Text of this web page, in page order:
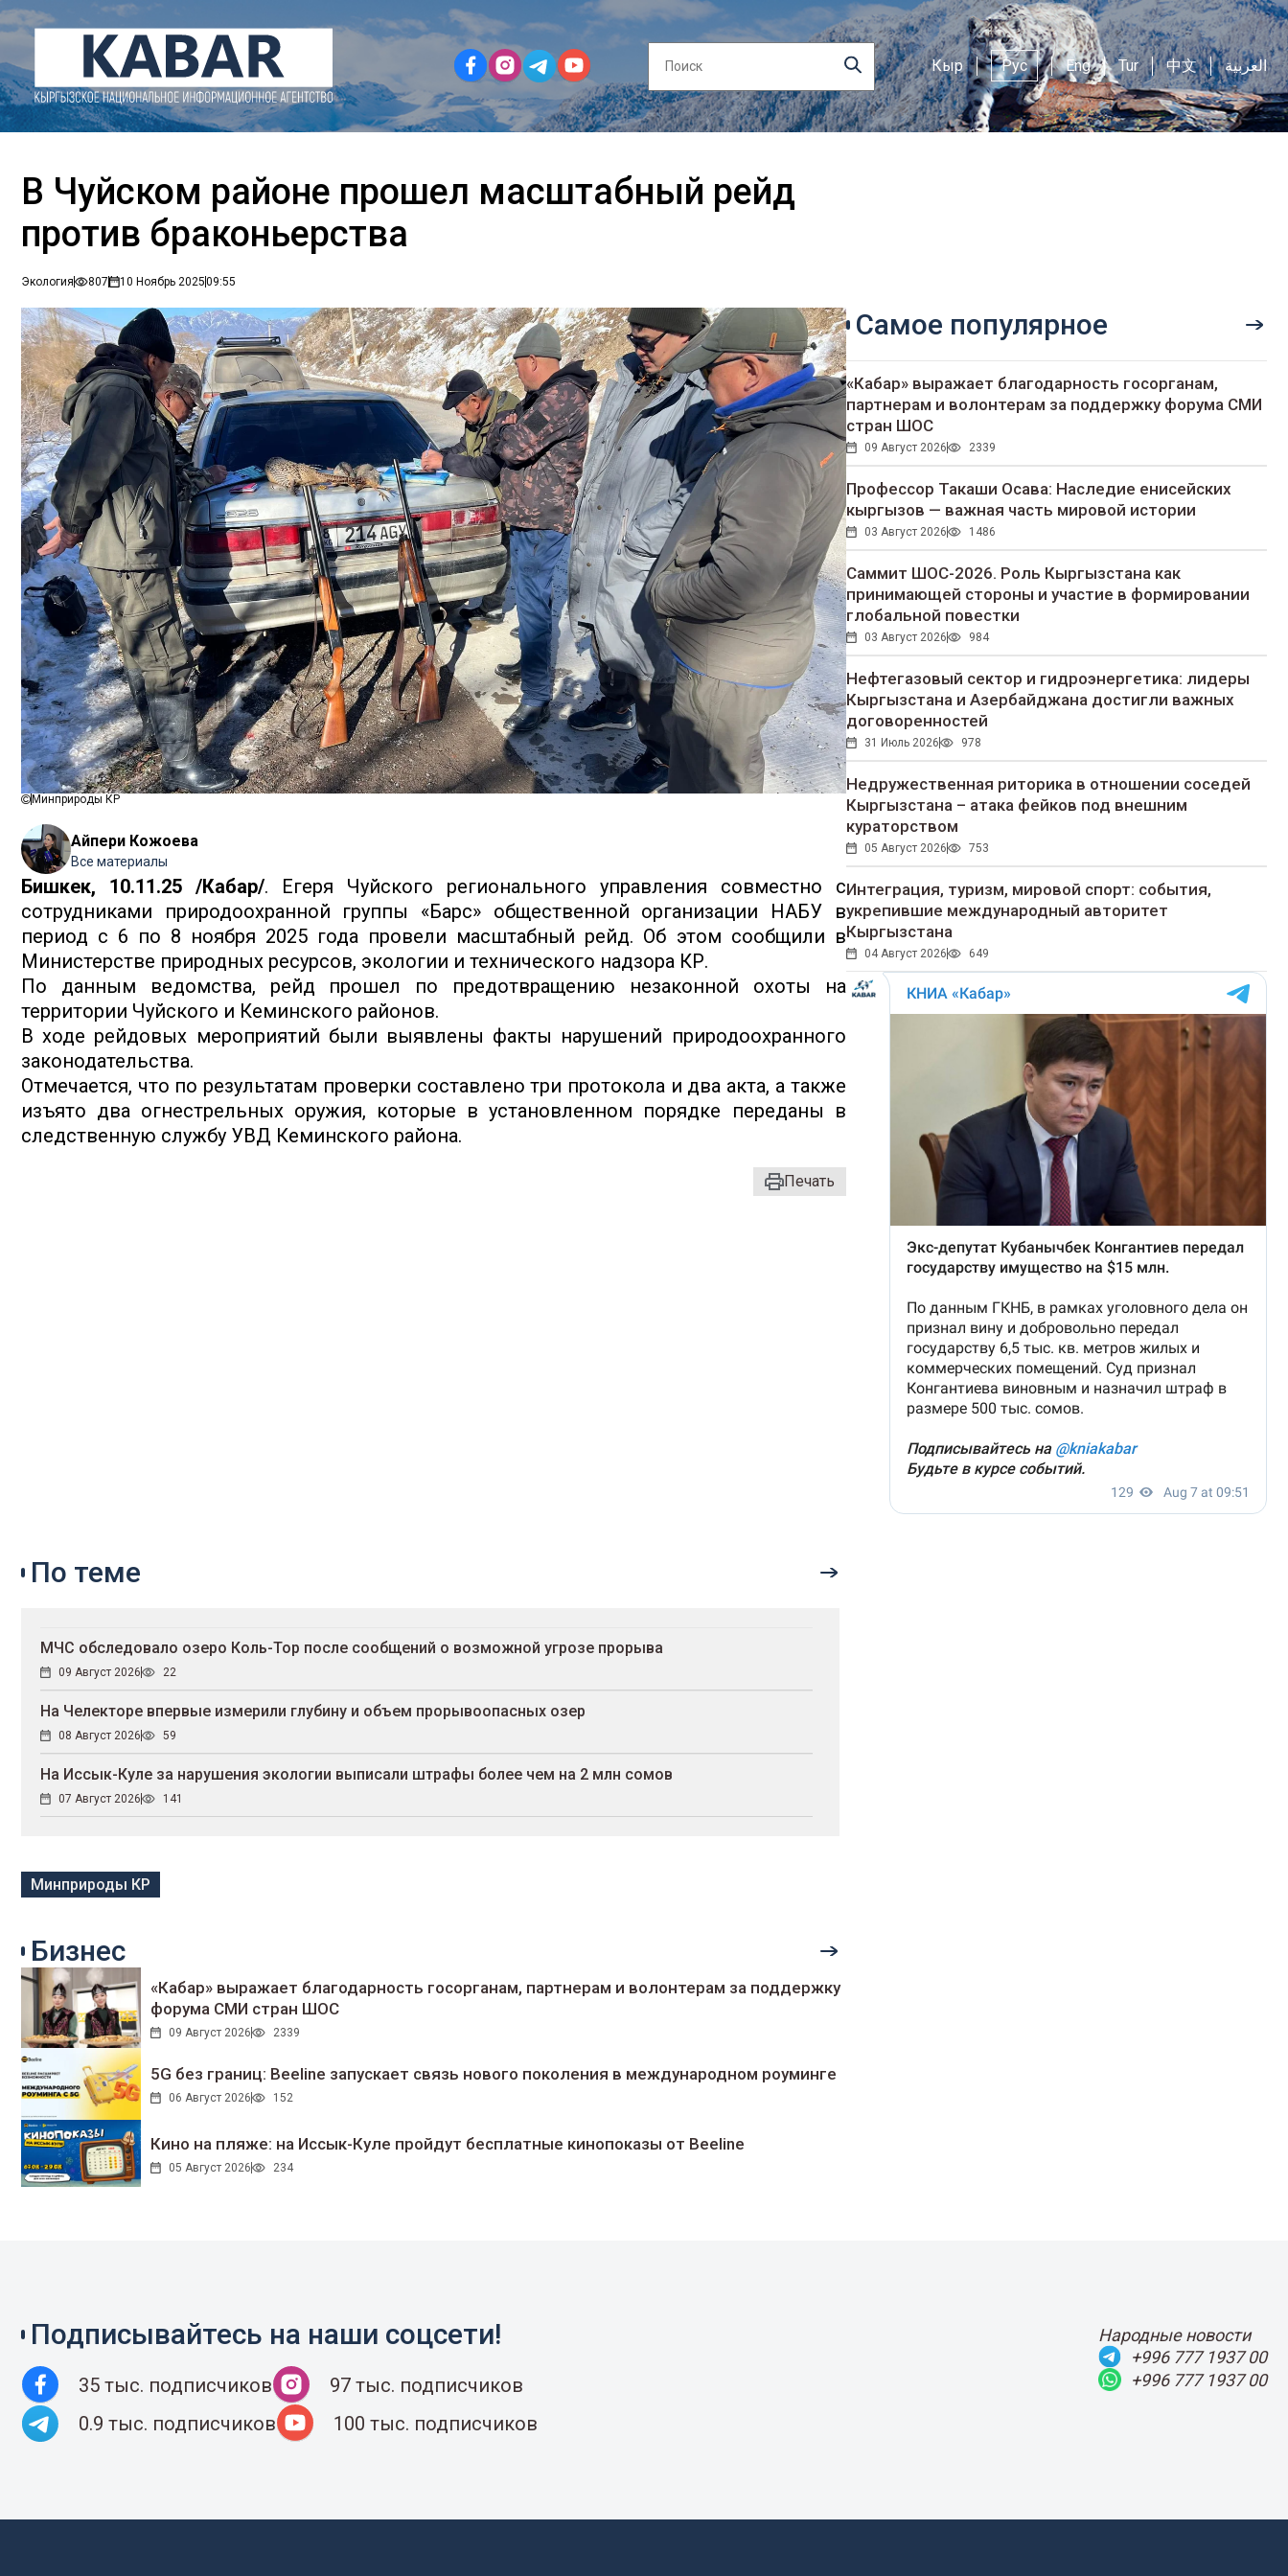
Кыр Рус Eng Tur 中文 العربية
В Чуйском районе прошел масштабный рейд
против браконьерства
Экология 807 10 Ноябрь 202509:55
Минприроды КР
Айпери Кожоева
Все материалы
Бишкек, 10.11.25 /Кабар/. Егеря Чуйского регионального управления совместно с
сотрудниками природоохранной группы «Барс» общественной организации НАБУ в
период с 6 по 8 ноября 2025 года провели масштабный рейд. Об этом сообщили в
Министерстве природных ресурсов, экологии и технического надзора КР.
По данным ведомства, рейд прошел по предотвращению незаконной охоты на
территории Чуйского и Кеминского районов.
В ходе рейдовых мероприятий были выявлены факты нарушений природоохранного
законодательства.
Отмечается, что по результатам проверки составлено три протокола и два акта, а также
изъято два огнестрельных оружия, которые в установленном порядке переданы в
следственную службу УВД Кеминского района.
Печать
Самое популярное
«Кабар» выражает благодарность госорганам,
партнерам и волонтерам за поддержку форума СМИ
стран ШОС
09 Август 2026 2339
Профессор Такаши Осава: Наследие енисейских
кыргызов — важная часть мировой истории
03 Август 2026 1486
Саммит ШОС-2026. Роль Кыргызстана как
принимающей стороны и участие в формировании
глобальной повестки
03 Август 2026 984
Нефтегазовый сектор и гидроэнергетика: лидеры
Кыргызстана и Азербайджана достигли важных
договоренностей
31 Июль 2026 978
Недружественная риторика в отношении соседей
Кыргызстана – атака фейков под внешним
кураторством
05 Август 2026 753
Интеграция, туризм, мировой спорт: события,
укрепившие международный авторитет
Кыргызстана
04 Август 2026 649
По теме
МЧС обследовало озеро Коль-Тор после сообщений о возможной угрозе прорыва
09 Август 2026 22
На Челекторе впервые измерили глубину и объем прорывоопасных озер
08 Август 2026 59
На Иссык-Куле за нарушения экологии выписали штрафы более чем на 2 млн сомов
07 Август 2026 141
Минприроды КР
Бизнес
«Кабар» выражает благодарность госорганам, партнерам и волонтерам за поддержку
форума СМИ стран ШОС
09 Август 2026 2339
5G без границ: Beeline запускает связь нового поколения в международном роуминге
06 Август 2026 152
Кино на пляже: на Иссык-Куле пройдут беcплатные кинопоказы от Beeline
05 Август 2026 234
Подписывайтесь на наши соцсети!
35 тыс. подписчиков
97 тыс. подписчиков
0.9 тыс. подписчиков
100 тыс. подписчиков
Народные новости
+996 777 1937 00
+996 777 1937 00